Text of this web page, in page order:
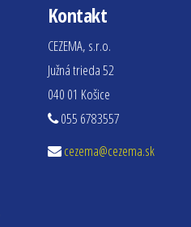
Kontakt
CEZEMA, s.r.o.
Južná trieda 52
040 01 Košice
055 6783557
cezema@cezema.sk